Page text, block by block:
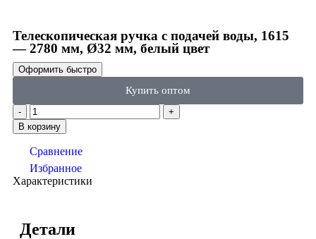
Телескопическая ручка с подачей воды, 1615
— 2780 мм, Ø32 мм, белый цвет
Оформить быстро
Купить оптом
В корзину
Сравнение
Избранное
Характеристики
Детали